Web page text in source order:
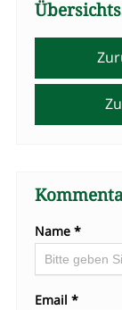
Name *
Email *